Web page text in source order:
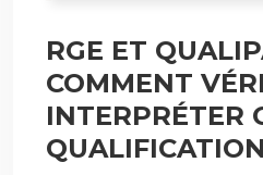
RGE ET
COMMENT
INTERPRÉTER